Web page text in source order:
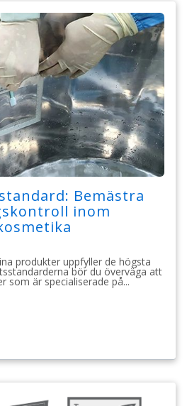
Bemästra
inom
produkter uppfyller de högsta
bör du överväga att
som är specialiserade på...